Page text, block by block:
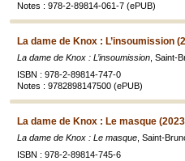
Notes : 978-2-89814-061-7 (ePUB)
La dame de Knox : L’insoumission
La dame de Knox : L’insoumission , Saint-
ISBN : 978-2-89814-747-0
Notes : 9782898147500 (ePUB)
La dame de Knox : Le masque
La dame de Knox : Le masque , Saint-
ISBN : 978-2-89814-745-6